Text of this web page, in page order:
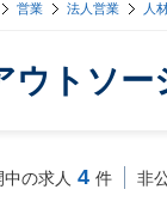
営業 法人営業 人
ウトソ
中の求人 4 件 非